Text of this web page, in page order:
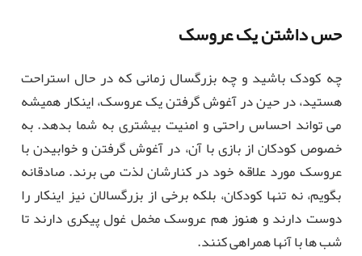
حس داشتن یک عروسک
چه کودک باشید و چه بزرگسال زمانی که در حال استراحت
هستید، در حین در آغوش گرفتن یک عروسک، اینکار همیشه
می تواند احساس راحتی و امنیت بیشتری به شما بدهد. به
خصوص کودکان از بازی با آن، در آغوش گرفتن و خوابیدن با
عروسک مورد علاقه خود در کنارشان لذت می برند. صادقانه
بگویم، نه تنها کودکان، بلکه برخی از بزرگسالان نیز اینکار را
دوست دارند و هنوز هم عروسک مخمل غول پیکری دارند تا
شب ها با آنها همراهی کنند.